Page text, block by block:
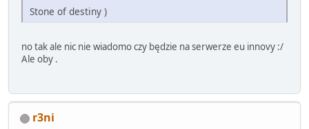
Stone of destiny )
no tak ale nic nie wiadomo czy będzie na serwerze eu innovy :/
Ale oby .
r3ni